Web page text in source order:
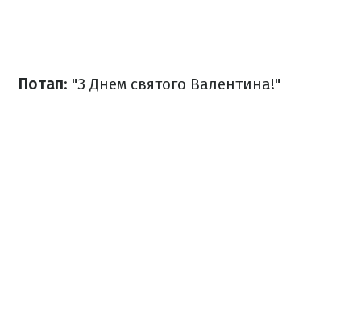
Потап: "З Днем святого Валентина!"